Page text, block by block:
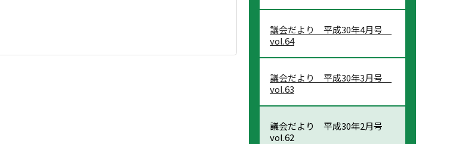
議会だより 平成30年4月号
vol.64
議会だより 平成30年3月号
vol.63
議会だより 平成30年2月号
vol.62